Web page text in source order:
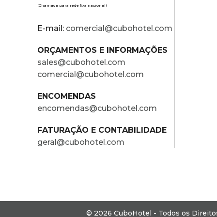
(Chamada para rede fixa nacional)
E-mail: comercial@cubohotel.com
ORÇAMENTOS E INFORMAÇÕES
sales@cubohotel.com
comercial@cubohotel.com
ENCOMENDAS
encomendas@cubohotel.com
FATURAÇÃO E CONTABILIDADE
geral@cubohotel.com
© 2026 CuboHotel - Todos os